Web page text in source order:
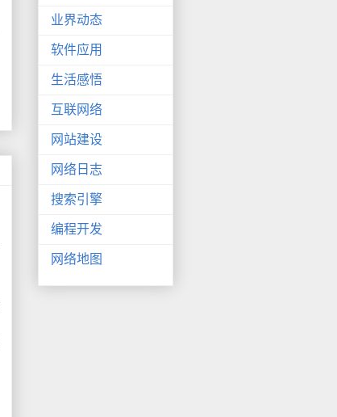
业界动态
软件应用
生活感悟
互联网络
网站建设
网络日志
搜索引擎
编程开发
网络地图